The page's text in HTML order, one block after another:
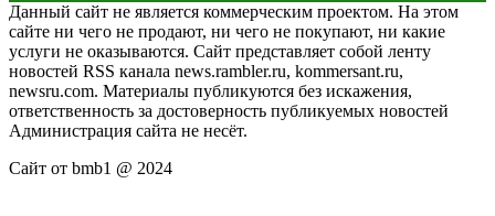
Данный сайт не является коммерческим проектом. На этом
сайте ни чего не продают, ни чего не покупают, ни какие
услуги не оказываются. Сайт представляет собой ленту
новостей RSS канала news.rambler.ru, kommersant.ru,
newsru.com. Материалы публикуются без искажения,
ответственность за достоверность публикуемых новостей
Администрация сайта не несёт.
Сайт от bmb1 @ 2024